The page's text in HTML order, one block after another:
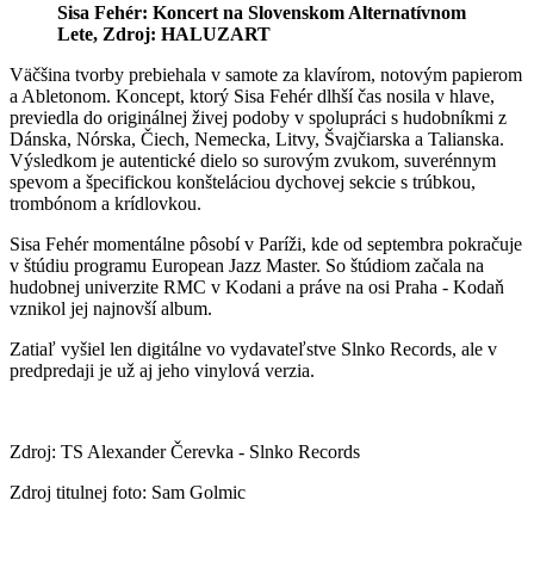
Sisa Fehér: Koncert na Slovenskom Alternatívnom
Lete, Zdroj: HALUZART
Väčšina tvorby prebiehala v samote za klavírom, notovým papierom
a Abletonom. Koncept, ktorý Sisa Fehér dlhší čas nosila v hlave,
previedla do originálnej živej podoby v spolupráci s hudobníkmi z
Dánska, Nórska, Čiech, Nemecka, Litvy, Švajčiarska a Talianska.
Výsledkom je autentické dielo so surovým zvukom, suverénnym
spevom a špecifickou konšteláciou dychovej sekcie s trúbkou,
trombónom a krídlovkou.
Sisa Fehér momentálne pôsobí v Paríži, kde od septembra pokračuje
v štúdiu programu European Jazz Master. So štúdiom začala na
hudobnej univerzite RMC v Kodani a práve na osi Praha - Kodaň
vznikol jej najnovší album.
Zatiaľ vyšiel len digitálne vo vydavateľstve Slnko Records, ale v
predpredaji je už aj jeho vinylová verzia.
Zdroj: TS Alexander Čerevka - Slnko Records
Zdroj titulnej foto: Sam Golmic